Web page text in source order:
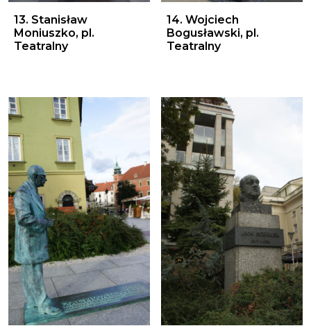
13. Stanisław
Moniuszko, pl.
Teatralny
14. Wojciech
Bogusławski, pl.
Teatralny